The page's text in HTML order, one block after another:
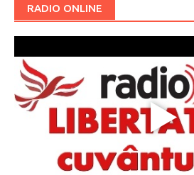
RADIO ONLINE